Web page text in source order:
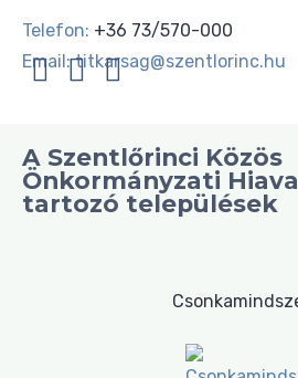
Telefon: +36 73/570-000
Email: titkarsag@szentlorinc.hu
A Szentlőrinci Közös
Önkormányzati
tartozó települések